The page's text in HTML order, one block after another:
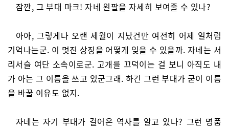
잠깐, 그 부대 마크! 자네 왼팔을 자세히 보여줄 수 있나?
아아, 그렇게나 오랜 세월이 지났건만 여전히 어제 일처럼
기억나는군. 이 멋진 상징을 어떻게 잊을 수 있을까. 자네는 서
리서슬 여단 소속이로군. 고개를 끄덕이는 걸 보니 아직도 내
가 아는 그 이름을 쓰고 있군그래. 하긴 그런 부대가 굳이 이름
을 바꿀 이유도 없지.
자네는 자기 부대가 걸어온 역사를 알고 있나? 그런 명품